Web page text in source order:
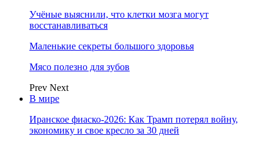
Учёные выяснили, что клетки мозга могут
восстанавливаться
Маленькие секреты большого здоровья
Мясо полезно для зубов
Prev Next
В мире
Иранское фиаско-2026: Как Трамп потерял войну,
экономику и свое кресло за 30 дней